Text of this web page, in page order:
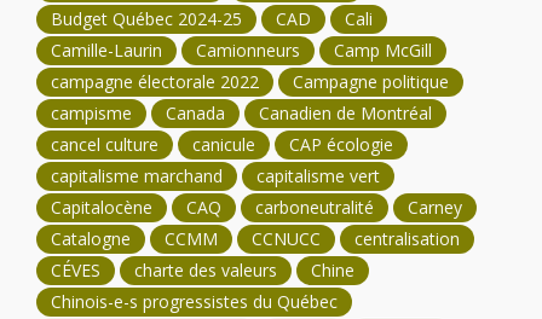
Budget Québec 2024-25
CAD
Cali
Camille-Laurin
Camionneurs
Camp McGill
campagne électorale 2022
Campagne politique
campisme
Canada
Canadien de Montréal
cancel culture
canicule
CAP écologie
capitalisme marchand
capitalisme vert
Capitalocène
CAQ carboneutralité
Carney
Catalogne
CCMM CCNUCC
centralisation
CÉVES
charte des valeurs
Chine
Chinois-e-s progressistes du Québec